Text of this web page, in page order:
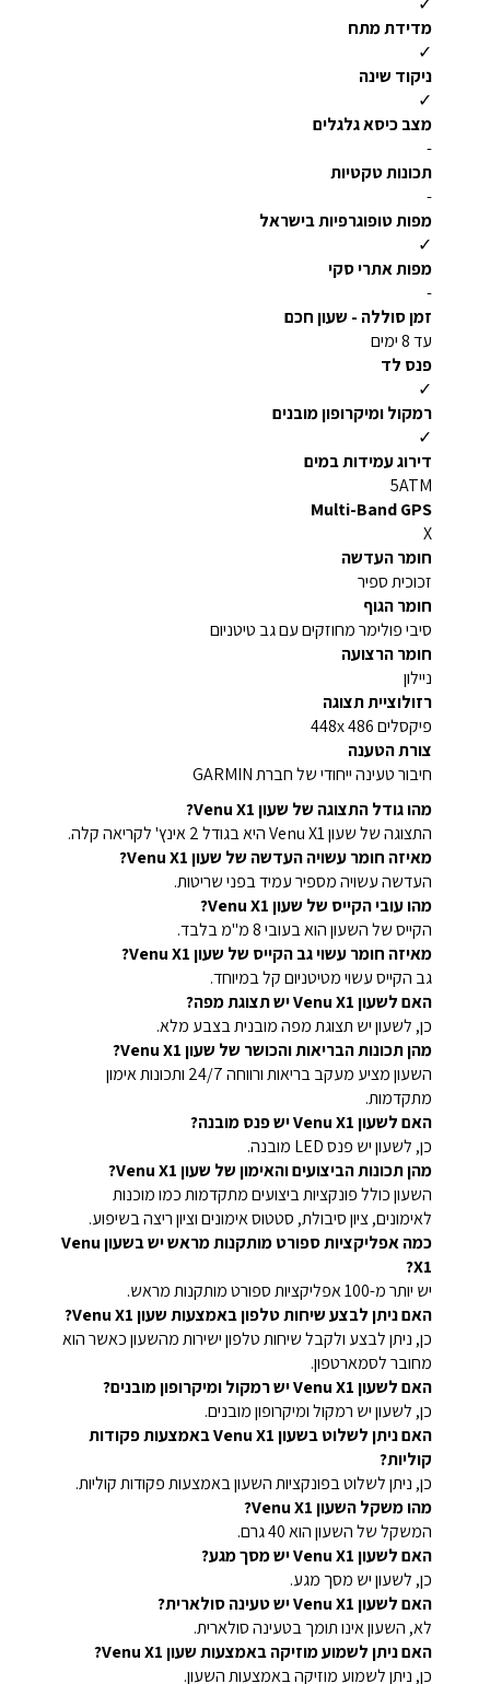
מדידת מתח
✓
ניקוד שינה
✓
מצב כיסא גלגלים
-
תכונות טקטיות
-
מפות טופוגרפיות בישראל
✓
מפות אתרי סקי
-
זמן סוללה - שעון חכם
עד 8 ימים
פנס לד
✓
רמקול ומיקרופון מובנים
✓
דירוג עמידות במים
5ATM
Multi-Band GPS
X
חומר העדשה
זכוכית ספיר
חומר הגוף
סיבי פולימר מחוזקים עם גב טיטניום
חומר הרצועה
ניילון
רזולוציית תצוגה
פיקסלים 448x 486
צורת הטענה
חיבור טעינה ייחודי של חברת GARMIN
מהו גודל התצוגה של שעון Venu X1?
התצוגה של שעון Venu X1 היא בגודל 2 אינץ' לקריאה קלה.
מאיזה חומר עשויה העדשה של שעון Venu X1?
העדשה עשויה מספיר עמיד בפני שריטות.
מהו עובי הקייס של שעון Venu X1?
הקייס של השעון הוא בעובי 8 מ"מ בלבד.
מאיזה חומר עשוי גב הקייס של שעון Venu X1?
גב הקייס עשוי מטיטניום קל במיוחד.
האם לשעון Venu X1 יש תצוגת מפה?
כן, לשעון יש תצוגת מפה מובנית בצבע מלא.
מהן תכונות הבריאות והכושר של שעון Venu X1?
השעון מציע מעקב בריאות ורווחה 24/7 ותכונות אימון
מתקדמות.
האם לשעון Venu X1 יש פנס מובנה?
כן, לשעון יש פנס LED מובנה.
מהן תכונות הביצועים והאימון של שעון Venu X1?
השעון כולל פונקציות ביצועים מתקדמות כמו מוכנות
לאימונים, ציון סיבולת, סטטוס אימונים וציון ריצה בשיפוע.
כמה אפליקציות ספורט מותקנות מראש יש בשעון Venu
X1?
יש יותר מ-100 אפליקציות ספורט מותקנות מראש.
האם ניתן לבצע שיחות טלפון באמצעות שעון Venu X1?
כן, ניתן לבצע ולקבל שיחות טלפון ישירות מהשעון כאשר הוא
מחובר לסמארטפון.
האם לשעון Venu X1 יש רמקול ומיקרופון מובנים?
כן, לשעון יש רמקול ומיקרופון מובנים.
האם ניתן לשלוט בשעון Venu X1 באמצעות פקודות
קוליות?
כן, ניתן לשלוט בפונקציות השעון באמצעות פקודות קוליות.
מהו משקל השעון Venu X1?
המשקל של השעון הוא 40 גרם.
האם לשעון Venu X1 יש מסך מגע?
כן, לשעון יש מסך מגע.
האם לשעון Venu X1 יש טעינה סולארית?
לא, השעון אינו תומך בטעינה סולארית.
האם ניתן לשמוע מוזיקה באמצעות שעון Venu X1?
כן, ניתן לשמוע מוזיקה באמצעות השעון.